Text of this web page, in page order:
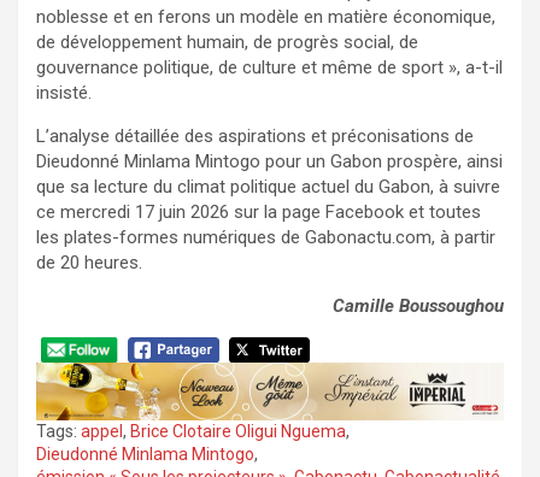
noblesse et en ferons un modèle en matière économique,
de développement humain, de progrès social, de
gouvernance politique, de culture et même de sport », a-t-il
insisté.
L’analyse détaillée des aspirations et préconisations de
Dieudonné Minlama Mintogo pour un Gabon prospère, ainsi
que sa lecture du climat politique actuel du Gabon, à suivre
ce mercredi 17 juin 2026 sur la page Facebook et toutes
les plates-formes numériques de Gabonactu.com, à partir
de 20 heures.
Camille Boussoughou
Tags: appel , Brice Clotaire Oligui Nguema,
Dieudonné Minlama Mintogo,